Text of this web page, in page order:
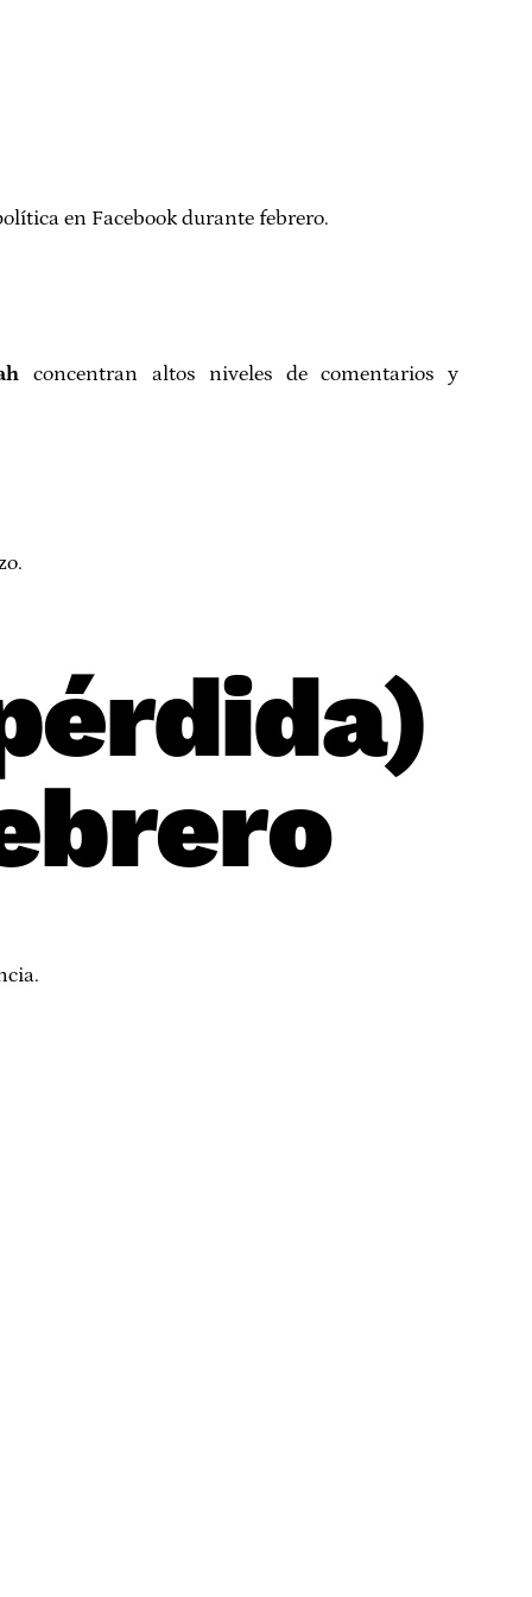
en Facebook durante febrero.
concentran altos niveles de comentarios y